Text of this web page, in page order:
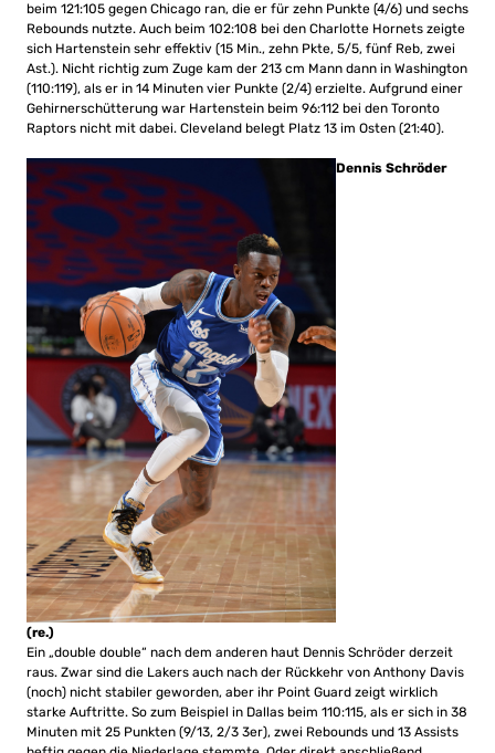
beim 121:105 gegen Chicago ran, die er für zehn Punkte (4/6) und sechs
Rebounds nutzte. Auch beim 102:108 bei den Charlotte Hornets zeigte
sich Hartenstein sehr effektiv (15 Min., zehn Pkte, 5/5, fünf Reb, zwei
Ast.). Nicht richtig zum Zuge kam der 213 cm Mann dann in Washington
(110:119), als er in 14 Minuten vier Punkte (2/4) erzielte. Aufgrund einer
Gehirnerschütterung war Hartenstein beim 96:112 bei den Toronto
Raptors nicht mit dabei. Cleveland belegt Platz 13 im Osten (21:40).
Dennis Schröder
(re.)
Ein „double double“ nach dem anderen haut Dennis Schröder derzeit
raus. Zwar sind die Lakers auch nach der Rückkehr von Anthony Davis
(noch) nicht stabiler geworden, aber ihr Point Guard zeigt wirklich
starke Auftritte. So zum Beispiel in Dallas beim 110:115, als er sich in 38
Minuten mit 25 Punkten (9/13, 2/3 3er), zwei Rebounds und 13 Assists